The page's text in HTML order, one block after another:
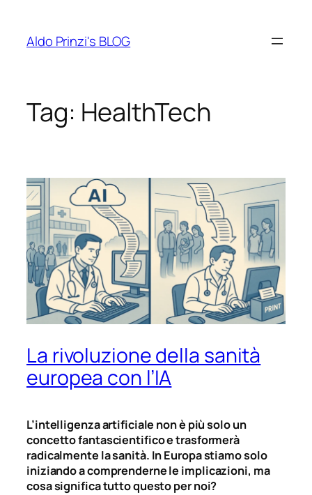
contenuto
Aldo Prinzi's BLOG
Tag: HealthTech
La rivoluzione della sanità
europea con l’IA
L’intelligenza artificiale non è più solo un
concetto fantascientifico e trasformerà
radicalmente la sanità. In Europa stiamo solo
iniziando a comprenderne le implicazioni, ma
cosa significa tutto questo per noi?